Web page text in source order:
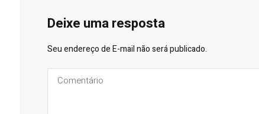
Deixe uma resposta
Seu endereço de E-mail não será publicado.